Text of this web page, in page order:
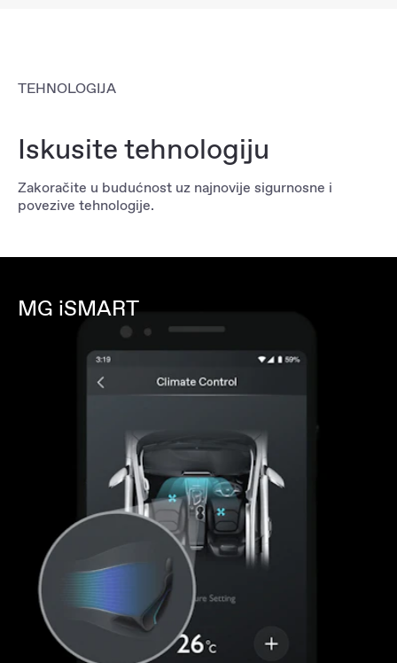
TEHNOLOGIJA
Iskusite tehnologiju
Zakoračite u budućnost uz najnovije sigurnosne i
povezive tehnologije.
MG iSMART